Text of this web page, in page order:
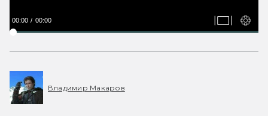
00:00 00:00
Владимир Макаров